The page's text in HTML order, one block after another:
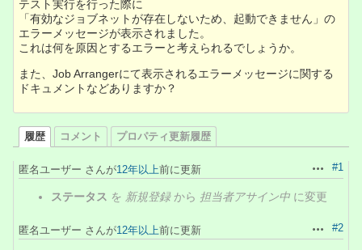
テスト実行を行った際に
「有効なジョブネットが存在しないため、起動できません」の
エラーメッセージが表示されました。
これは何を原因とするエラーと考えられるでしょうか。
また、Job Arrangerにて表示されるエラーメッセージに関する
ドキュメントなどありますか？
履歴 コメント プロパティ更新履歴
操作#1
匿名ユーザー さんが12年以上前に更新
ステータス を 新規登録から 担当者アサイン中 に変更
操作#2
匿名ユーザー さんが12年以上前に更新